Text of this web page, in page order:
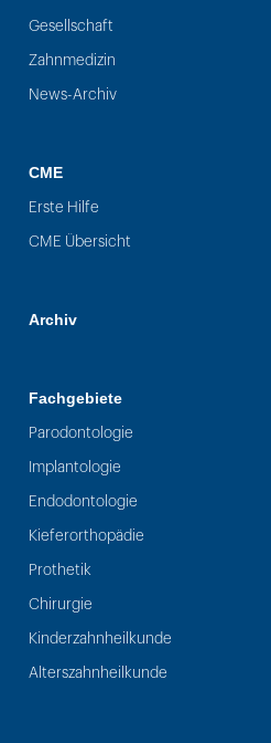
Gesellschaft
Zahnmedizin
News-Archiv
CME
Erste Hilfe
CME Übersicht
Archiv
Fachgebiete
Parodontologie
Implantologie
Endodontologie
Kieferorthopädie
Prothetik
Chirurgie
Kinderzahnheilkunde
Alterszahnheilkunde